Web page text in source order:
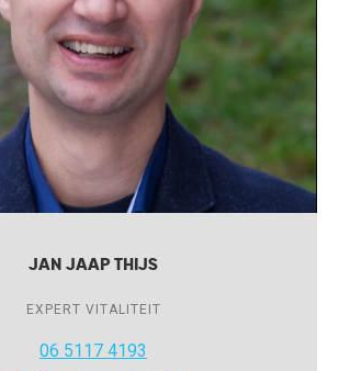
JAN JAAP THIJS
EXPERT VITALITEIT
06 5117 4193